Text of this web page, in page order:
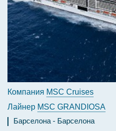
Компания MSC Cruises
Лайнер MSC GRANDIOSA
Барселона
Барселона